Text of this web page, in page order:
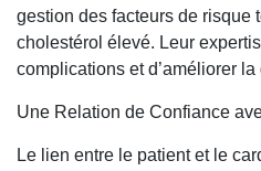
gestion des facteurs de risque
cholestérol élevé. Leur
complications et d’améliorer
Une Relation de Confiance
Le lien entre le patient et le